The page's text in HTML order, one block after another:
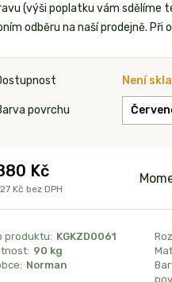
(výši poplatku vám sdělíme
odběru na naší prodejně. Při
Není
povrchu
Kč
Kč bez DPH
produktu: KGKZD0061
90 kg
Norman